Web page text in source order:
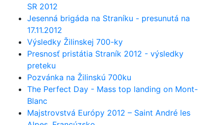
SR 2012
Jesenná brigáda na Straníku - presunutá na
17.11.2012
Výsledky Žilinskej 700-ky
Presnosť pristátia Straník 2012 - výsledky
preteku
Pozvánka na Žilinskú 700ku
The Perfect Day - Mass top landing on Mont-
Blanc
Majstrovstvá Európy 2012 – Saint André les